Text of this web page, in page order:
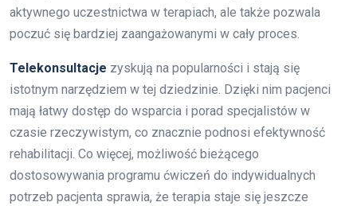
aktywnego uczestnictwa w terapiach, ale także pozwala
poczuć się bardziej zaangażowanymi w cały proces.
Telekonsultacje zyskują na popularności i stają się
istotnym narzędziem w tej dziedzinie. Dzięki nim pacjenci
mają łatwy dostęp do wsparcia i porad specjalistów w
czasie rzeczywistym, co znacznie podnosi efektywność
rehabilitacji. Co więcej, możliwość bieżącego
dostosowywania programu ćwiczeń do indywidualnych
potrzeb pacjenta sprawia, że terapia staje się jeszcze